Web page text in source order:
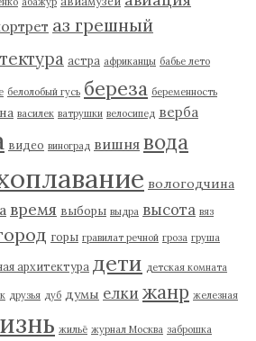
аз грешный
астра африканцы бабье лето
белолобый гусь береза беременность
василек ватрушки велосипед верба
видео виноград вишня вода
вологодчина
время выборы выдра высота вяз
горы гравилат речной гроза груша
архитектура дети детская комната
друзья дуб думы елки жанр железная
жильё журнал Москва заброшка